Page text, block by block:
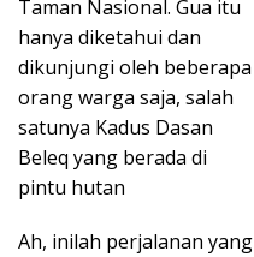
Taman Nasional. Gua itu
hanya diketahui dan
dikunjungi oleh beberapa
orang warga saja, salah
satunya Kadus Dasan
Beleq yang berada di
pintu hutan
Ah, inilah perjalanan yang